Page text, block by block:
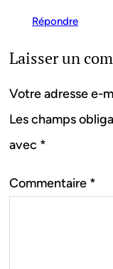
Répondre
Laisser un
Votre adresse e-
Les champs
avec *
Commentaire *